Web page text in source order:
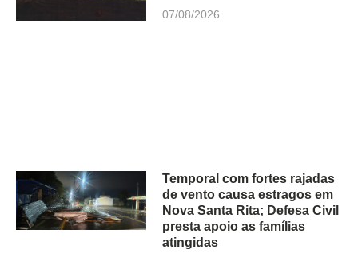
07/08/2026
Temporal com fortes rajadas
de vento causa estragos em
Nova Santa Rita; Defesa Civil
presta apoio as famílias
atingidas